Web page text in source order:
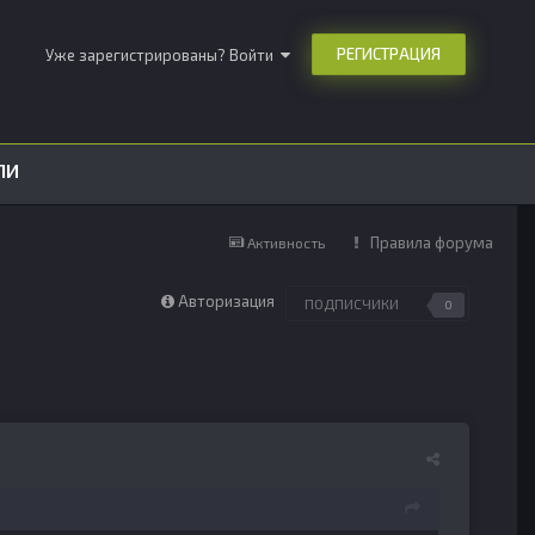
Уже зарегистрированы? Войти РЕГИСТРАЦИЯ
Активность Правила форума
Авторизация ПОДПИСЧИКИ 0